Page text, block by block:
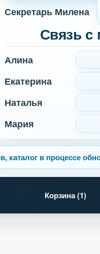
Секретарь Милена
Связь
Алина
Екатерина
Наталья
Мария
в процессе
Корзина (1)